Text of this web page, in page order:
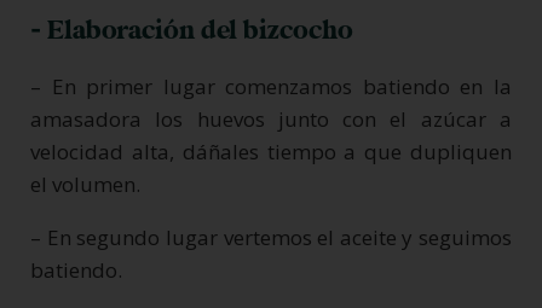
- Elaboración del bizcocho
– En primer lugar comenzamos batiendo en la
amasadora los huevos junto con el azúcar a
velocidad alta, dáñales tiempo a que dupliquen
el volumen.
– En segundo lugar vertemos el aceite y seguimos
batiendo.